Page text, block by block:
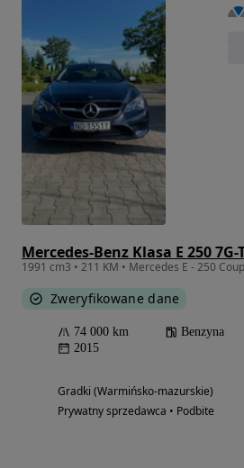
Mercedes-Benz Klasa E 250 7G-
1991 cm3 • 211 KM • Mercedes E - 250
Zweryfikowane dane
74 000 km Benzyna
2015
Gradki (Warmińsko-mazurskie)
Prywatny sprzedawca • Podbite